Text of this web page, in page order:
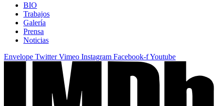
BIO
Trabajos
Galería
Prensa
Noticias
Envelope Twitter Vimeo Instagram Facebook-fYoutube